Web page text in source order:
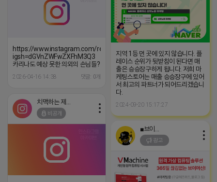
https://www.instagram.com/reel/DXJ6szKCc4d/?
igsh=dGVnZWFwZXFhM3Q3
카리나도 예상 못한 의외의 손님들?
2026-04-16 14:38 댓글: 0개
지역 1등 먼 곳에 있지 않습니다. 플
레이스 순위가 뒷받침이 된다면 매
출은 승승장구하게 됩니다. 저희 마
케팅스토어는 매출 승승장구에 있어
서 최고의 파트너가 되어드리겠습니
다.
2024-09-20 15:17:27
비공개
광고